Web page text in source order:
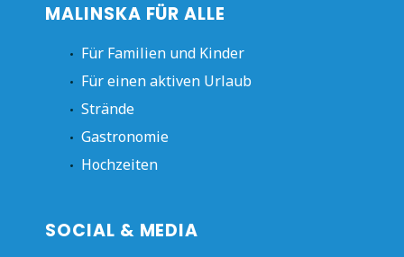
MALINSKA FÜR ALLE
Für Familien und Kinder
Für einen aktiven Urlaub
Strände
Gastronomie
Hochzeiten
SOCIAL & MEDIA